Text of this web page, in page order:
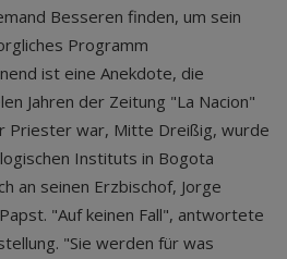
Besseren finden, um sein
Programm
ist eine Anekdote, die
Jahren der Zeitung "La Nacion"
Priester war, Mitte Dreißig, wurde
Instituts in Bogota
an seinen Erzbischof, Jorge
"Auf keinen Fall", antwortete
"Sie werden für was